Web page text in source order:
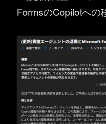
FormsのCopilotへの